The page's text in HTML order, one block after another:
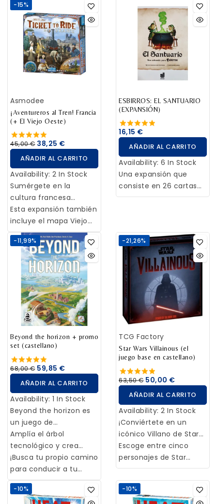
-15%
Asmodee
¡Aventureros al Tren! Francia
(+ El Viejo Oeste)
45,00 € 38,25 €
AÑADIR AL CARRITO
Availability: 2 In Stock
Sumérgete en la
cultura francesa
durante el
impresionismo y la
revolución industrial. El
sistema ferroviario es
un lienzo en blanco
esperando tus
pinceladas. Sin
embargo, antes de que
puedas reclamar los
recorridos, ¡vas a tener
que construir las vías! Y
no pierdas de vista a los
adversarios, porque
pueden reclamar el
recorrido al que tanto
esfuerzo has dedicado
para poder construirlo…
Esta expansión también
incluye el mapa Viejo
Oeste donde hasta seis
jugadores pueden
desarrollar su red
ferroviaria empezando
desde sus ciudades
natales.
ESBIRROS: EL SANTUARIO
(EXPANSIÓN)
16,15 €
AÑADIR AL CARRITO
Availability: 6 In Stock
Una expansión que
consiste en 26 cartas
nuevas para nueve
convertirte en el
próximo Senescal de
Montfleury. ¿Te
encontrarás con la
Sauvageonne para
perder puntos de
prestigio frente a tus
oponentes? ¿Utilizarás
al Bourrel para
descartar cartas a tus
oponentes?
-11,99%
Beyond the horizon + promo
set (castellano)
68,00 € 59,85 €
AÑADIR AL CARRITO
Availability: 1 In Stock
Beyond the horizon es
un juego de
civilizaciones en el que
los jugadores compiten
para convertirse en la
sociedad más
influyente de la historia
a través de la
Amplía el árbol
tecnológico y crea
inventos
extraordinarios. Sé el
primero en conocer a
los líderes de la historia
¡Busca tu propio camino
para conducir a tu
pueblo hacia la gloria
eterna!
-21,26%
TCG Factory
Star Wars Villainous (el
juego base en castellano)
63,50 € 50,00 €
AÑADIR AL CARRITO
Availability: 2 In Stock
¡Conviértete en un
icónico Villano de Star
Wars! Usa tu influencia
siniestra y tus
habilidades únicas para
manejar la situación a
tu favor. ¿Eres lo
Escoge entre cinco
personajes de Star
Wars: Darth Vader, Asajj
Ventress, Kylo Ren, Moff
Gideon o General
-10% -10%